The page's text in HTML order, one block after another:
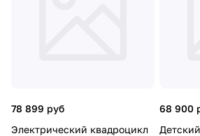
78 899 руб
Электрический квадроцикл
68 900